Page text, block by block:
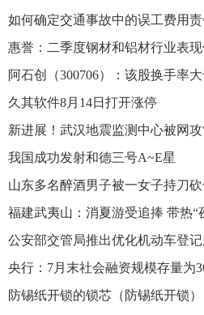
如何确定交通事故中的误工费用
阿石创（300706）：该股换手率大
久其软件8月14日打开涨停
新进展！武汉地震监测中心被网
我国成功发射和德三号A~E星
福建武夷山：消夏游受追捧 带热“
公安部交管局推出优化机动车登
央行：7月末社会融资规模存量为
防锡纸开锁的锁芯（防锡纸开锁）